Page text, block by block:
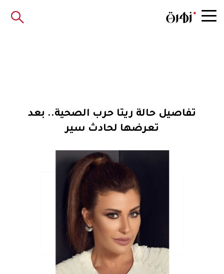
تفاصيل حالة ريتا حرب الصحية.. بعد
تعرضها لحادث سير